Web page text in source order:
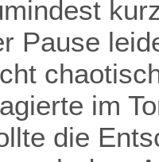
Pause
im
die